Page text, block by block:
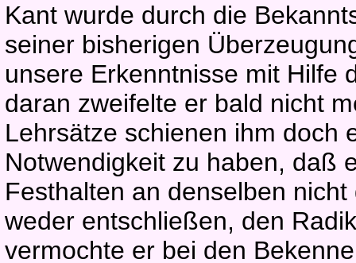
Kant wurde durch die
seiner bisherigen
unsere Erkenntnisse mit Hilfe
daran zweifelte er bald nicht
Lehrsätze schienen ihm doch
Notwendigkeit zu haben, daß
Festhalten an denselben
weder entschließen, den
vermochte er bei den